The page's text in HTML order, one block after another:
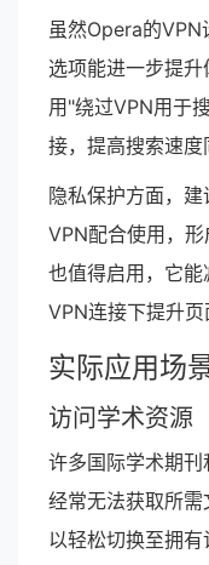
虽然Opera的
选项能进一步提
用"绕过VPN用于
接，提高搜索速度
隐私保护方面，
VPN配合使用，
也值得启用，它
VPN连接下提升页
实际应用场
访问学术资源
许多国际学术期
经常无法获取所
以轻松切换至拥